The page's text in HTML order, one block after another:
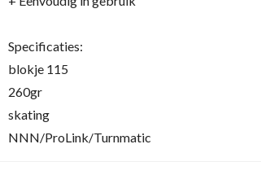
Specificaties:
blokje 115
260gr
skating
NNN/ProLink/Turnmatic